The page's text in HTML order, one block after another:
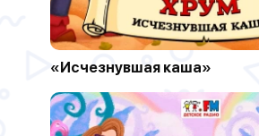
«Исчезнувшая каша»